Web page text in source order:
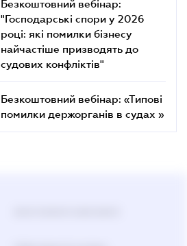
Безкоштовний вебінар:
"Господарські спори у 2026
році: які помилки бізнесу
найчастіше призводять до
судових конфліктів"
Безкоштовний вебінар: «Типові
помилки держорганів в судах »